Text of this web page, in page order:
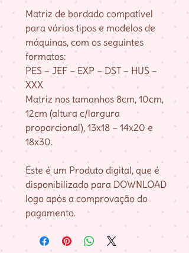
Matriz de bordado compatível
para vários tipos e modelos de
máquinas, com os seguintes
formatos:
PES – JEF – EXP – DST – HUS –
XXX
Matriz nos tamanhos 8cm, 10cm,
12cm (altura c/largura
proporcional), 13x18 – 14x20 e
18x30.
Este é um Produto digital, que é
disponibilizado para DOWNLOAD
logo após a comprovação do
pagamento.